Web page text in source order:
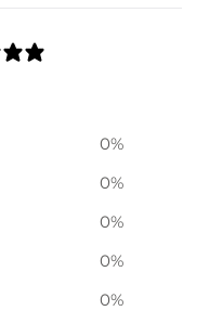
0%
0%
0%
0%
0%